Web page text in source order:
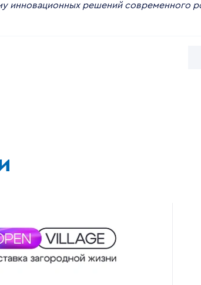
инновационных решений современного